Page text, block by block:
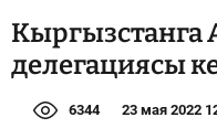
делегациясы
6344 23 мая 2022